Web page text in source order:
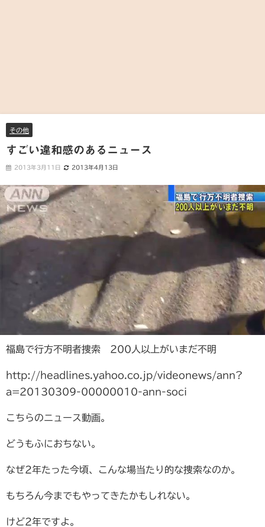
その他
すごい違和感のあるニュース
2013年3月11日 2013年4月13日
福島で行方不明者捜索 200人以上がいまだ不明
http://headlines.yahoo.co.jp/videonews/ann?
a=20130309-00000010-ann-soci
こちらのニュース動画。
どうもふにおちない。
なぜ2年たった今頃、こんな場当たり的な捜索なのか。
もちろん今までもやってきたかもしれない。
けど2年ですよ。